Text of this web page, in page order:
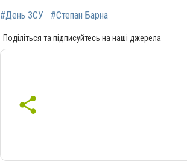
#День ЗСУ #Степан Барна
Поділіться та підписуйтесь на наші джерела